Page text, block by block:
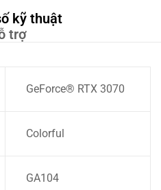
kỹ thuật
trợ
GeForce® RTX 3070
Colorful
GA104